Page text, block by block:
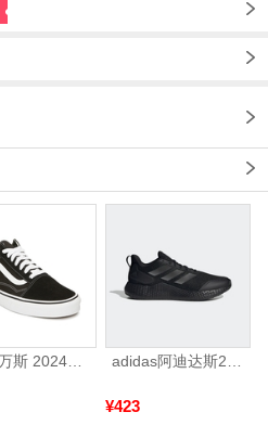
VANS万斯 2024年新款中性OldSkool帆布鞋/硫化鞋VN000D3HY28（延续款） adidas阿迪达斯2025中性edge gamedaySPW FTW-跑步GW2499
¥423